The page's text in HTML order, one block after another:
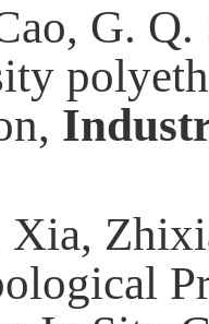
G.
Xia,